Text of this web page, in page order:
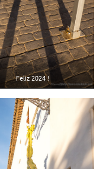
Feliz 2024 !